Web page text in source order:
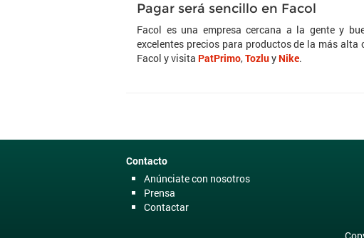
Pagar será sencillo en Facol
Facol es una empresa cercana a la gente y
excelentes precios para productos de la más
Facol y visita PatPrimo,Tozluy Nike.
Contacto
Anúnciate con nosotros
Prensa
Contactar